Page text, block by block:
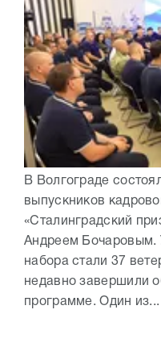
В Волгограде
выпускников
«Сталинградский
Андреем Бочаровым.
набора стали 37
недавно завершили
программе. Один из...